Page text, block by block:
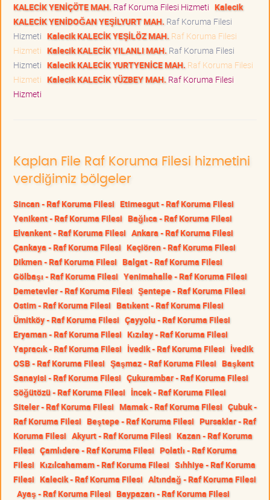
KALECİK YENİÇÖTE MAH. Raf Koruma Filesi Hizmeti Kalecik
KALECİK YENİDOĞAN YEŞİLYURT MAH. Raf Koruma Filesi
Hizmeti Kalecik KALECİK YEŞİLÖZ MAH. Raf Koruma Filesi
Hizmeti Kalecik KALECİK YILANLI MAH. Raf Koruma Filesi
Hizmeti Kalecik KALECİK YURTYENİCE MAH. Raf Koruma Filesi
Hizmeti Kalecik KALECİK YÜZBEY MAH. Raf Koruma Filesi
Hizmeti
Kaplan File Raf Koruma Filesi hizmetini
verdiğimiz bölgeler
Sincan - Raf Koruma Filesi Etimesgut - Raf Koruma Filesi
Yenikent - Raf Koruma Filesi Bağlıca - Raf Koruma Filesi
Elvankent - Raf Koruma Filesi Ankara - Raf Koruma Filesi
Çankaya - Raf Koruma Filesi Keçiören - Raf Koruma Filesi
Dikmen - Raf Koruma Filesi Balgat - Raf Koruma Filesi
Gölbaşı - Raf Koruma Filesi Yenimahalle - Raf Koruma Filesi
Demetevler - Raf Koruma Filesi Şentepe - Raf Koruma Filesi
Ostim - Raf Koruma Filesi Batıkent - Raf Koruma Filesi
Ümitköy - Raf Koruma Filesi Çayyolu - Raf Koruma Filesi
Eryaman - Raf Koruma Filesi Kızılay - Raf Koruma Filesi
Yapracık - Raf Koruma Filesi İvedik - Raf Koruma Filesi İvedik
OSB - Raf Koruma Filesi Şaşmaz - Raf Koruma Filesi Başkent
Sanayisi - Raf Koruma Filesi Çukurambar - Raf Koruma Filesi
Söğütözü - Raf Koruma Filesi İncek - Raf Koruma Filesi
Siteler - Raf Koruma Filesi Mamak - Raf Koruma Filesi Çubuk -
Raf Koruma Filesi Beştepe - Raf Koruma Filesi Pursaklar - Raf
Koruma Filesi Akyurt - Raf Koruma Filesi Kazan - Raf Koruma
Filesi Çamlıdere - Raf Koruma Filesi Polatlı - Raf Koruma
Filesi Kızılcahamam - Raf Koruma Filesi Sıhhiye - Raf Koruma
Filesi Kalecik - Raf Koruma Filesi Altındağ - Raf Koruma Filesi
Ayaş - Raf Koruma Filesi Baypazarı - Raf Koruma Filesi